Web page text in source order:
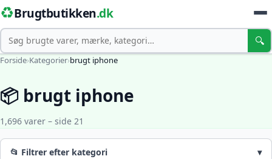
♻️Brugtbutikken.dk
Søg 🔍
Forside›Kategorier›brugt iphone
📦 brugt iphone
1,696 varer – side 21
📂 Filtrer efter kategori ▾